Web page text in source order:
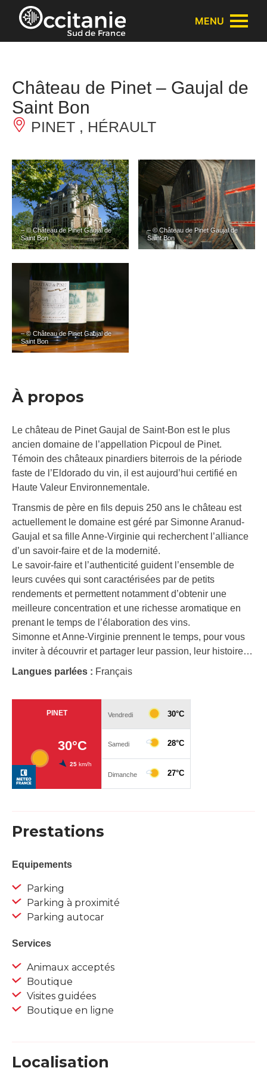
Panneau de gestion des cookies
MENU
Château de Pinet – Gaujal de
Saint Bon
PINET , HÉRAULT
– © Château de Pinet Gaujal de
Saint Bon
– © Château de Pinet Gaujal de
Saint Bon
– © Château de Pinet Gaujal de
Saint Bon
À propos
Le château de Pinet Gaujal de Saint-Bon est le plus
ancien domaine de l’appellation Picpoul de Pinet.
Témoin des châteaux pinardiers biterrois de la période
faste de l’Eldorado du vin, il est aujourd’hui certifié en
Haute Valeur Environnementale.
Transmis de père en fils depuis 250 ans le château est
actuellement le domaine est géré par Simonne Aranud-
Gaujal et sa fille Anne-Virginie qui recherchent l’alliance
d’un savoir-faire et de la modernité.
Le savoir-faire et l’authenticité guident l’ensemble de
leurs cuvées qui sont caractérisées par de petits
rendements et permettent notamment d’obtenir une
meilleure concentration et une richesse aromatique en
prenant le temps de l’élaboration des vins.
Simonne et Anne-Virginie prennent le temps, pour vous
inviter à découvrir et partager leur passion, leur histoire…
Langues parlées : Français
Prestations
Equipements
Parking
Parking à proximité
Parking autocar
Services
Animaux acceptés
Boutique
Visites guidées
Boutique en ligne
Localisation